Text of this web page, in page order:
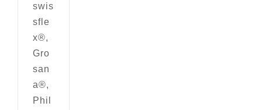
swis
sfle
x®,
Gro
san
a®,
Phil